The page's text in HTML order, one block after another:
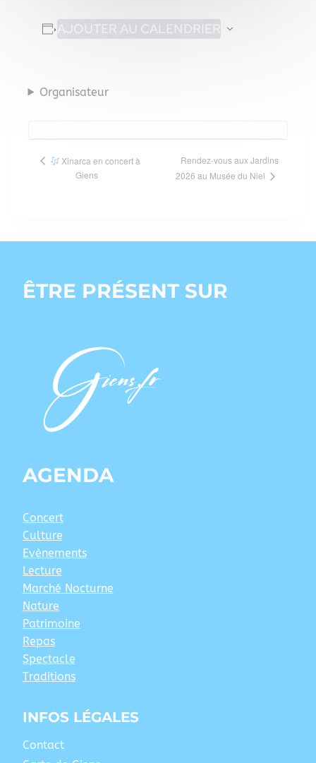
AJOUTER AU CALENDRIER
Organisateur
Navigation
Xinarca en concert à
Giens
Rendez-vous aux Jardins
2026 au Musée du Niel
ÊTRE PRÉSENT SUR
AGENDA
Concert
Culture
Evènements
Lecture
Marché Nocturne
Nature
Patrimoine
Repas
Spectacle
Traditions
INFOS LÉGALES
Contact